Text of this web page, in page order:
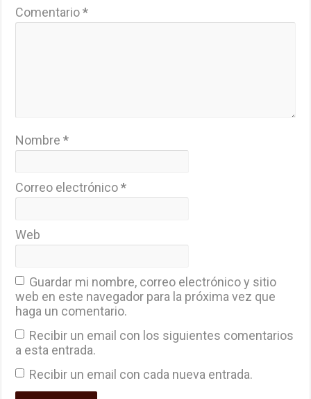
Comentario*
Nombre*
Correo electrónico*
Web
Guardar mi nombre, correo electrónico y sitio
web en este navegador para la próxima vez que
haga un comentario.
Recibir un email con los siguientes comentarios
a esta entrada.
Recibir un email con cada nueva entrada.